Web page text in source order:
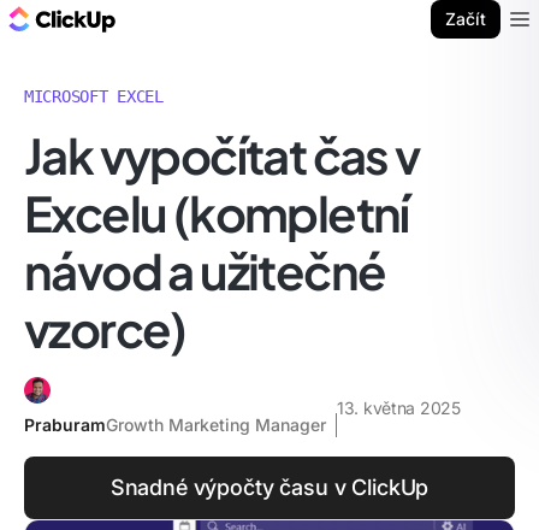
Začít
MICROSOFT EXCEL
Jak vypočítat čas v
Excelu (kompletní
návod a užitečné
vzorce)
PraburamGrowth Marketing Manager
13. května 2025
Snadné výpočty času v ClickUp